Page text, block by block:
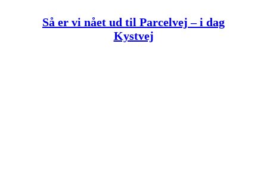
Så er vi nået ud til Parcelvej – i dag
Kystvej